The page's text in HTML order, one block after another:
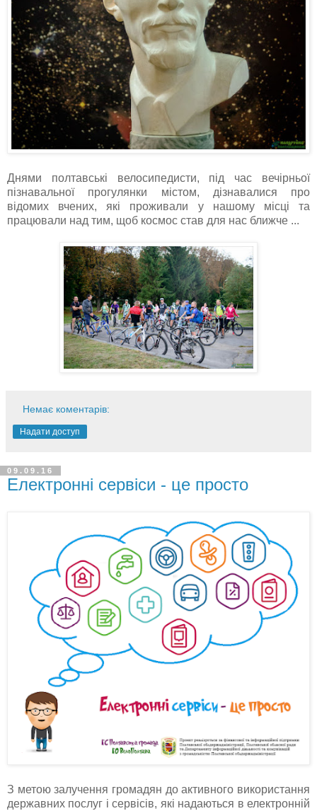
Днями полтавські велосипедисти, під час вечірньої
пізнавальної прогулянки містом, дізнавалися про
відомих вчених, які проживали у нашому місці та
працювали над тим, щоб космос став для нас ближче ...
Немає коментарів:
Надати доступ
09.09.16
Електронні сервіси - це просто
З метою залучення громадян до активного використання
державних послуг і сервісів, які надаються в електронній